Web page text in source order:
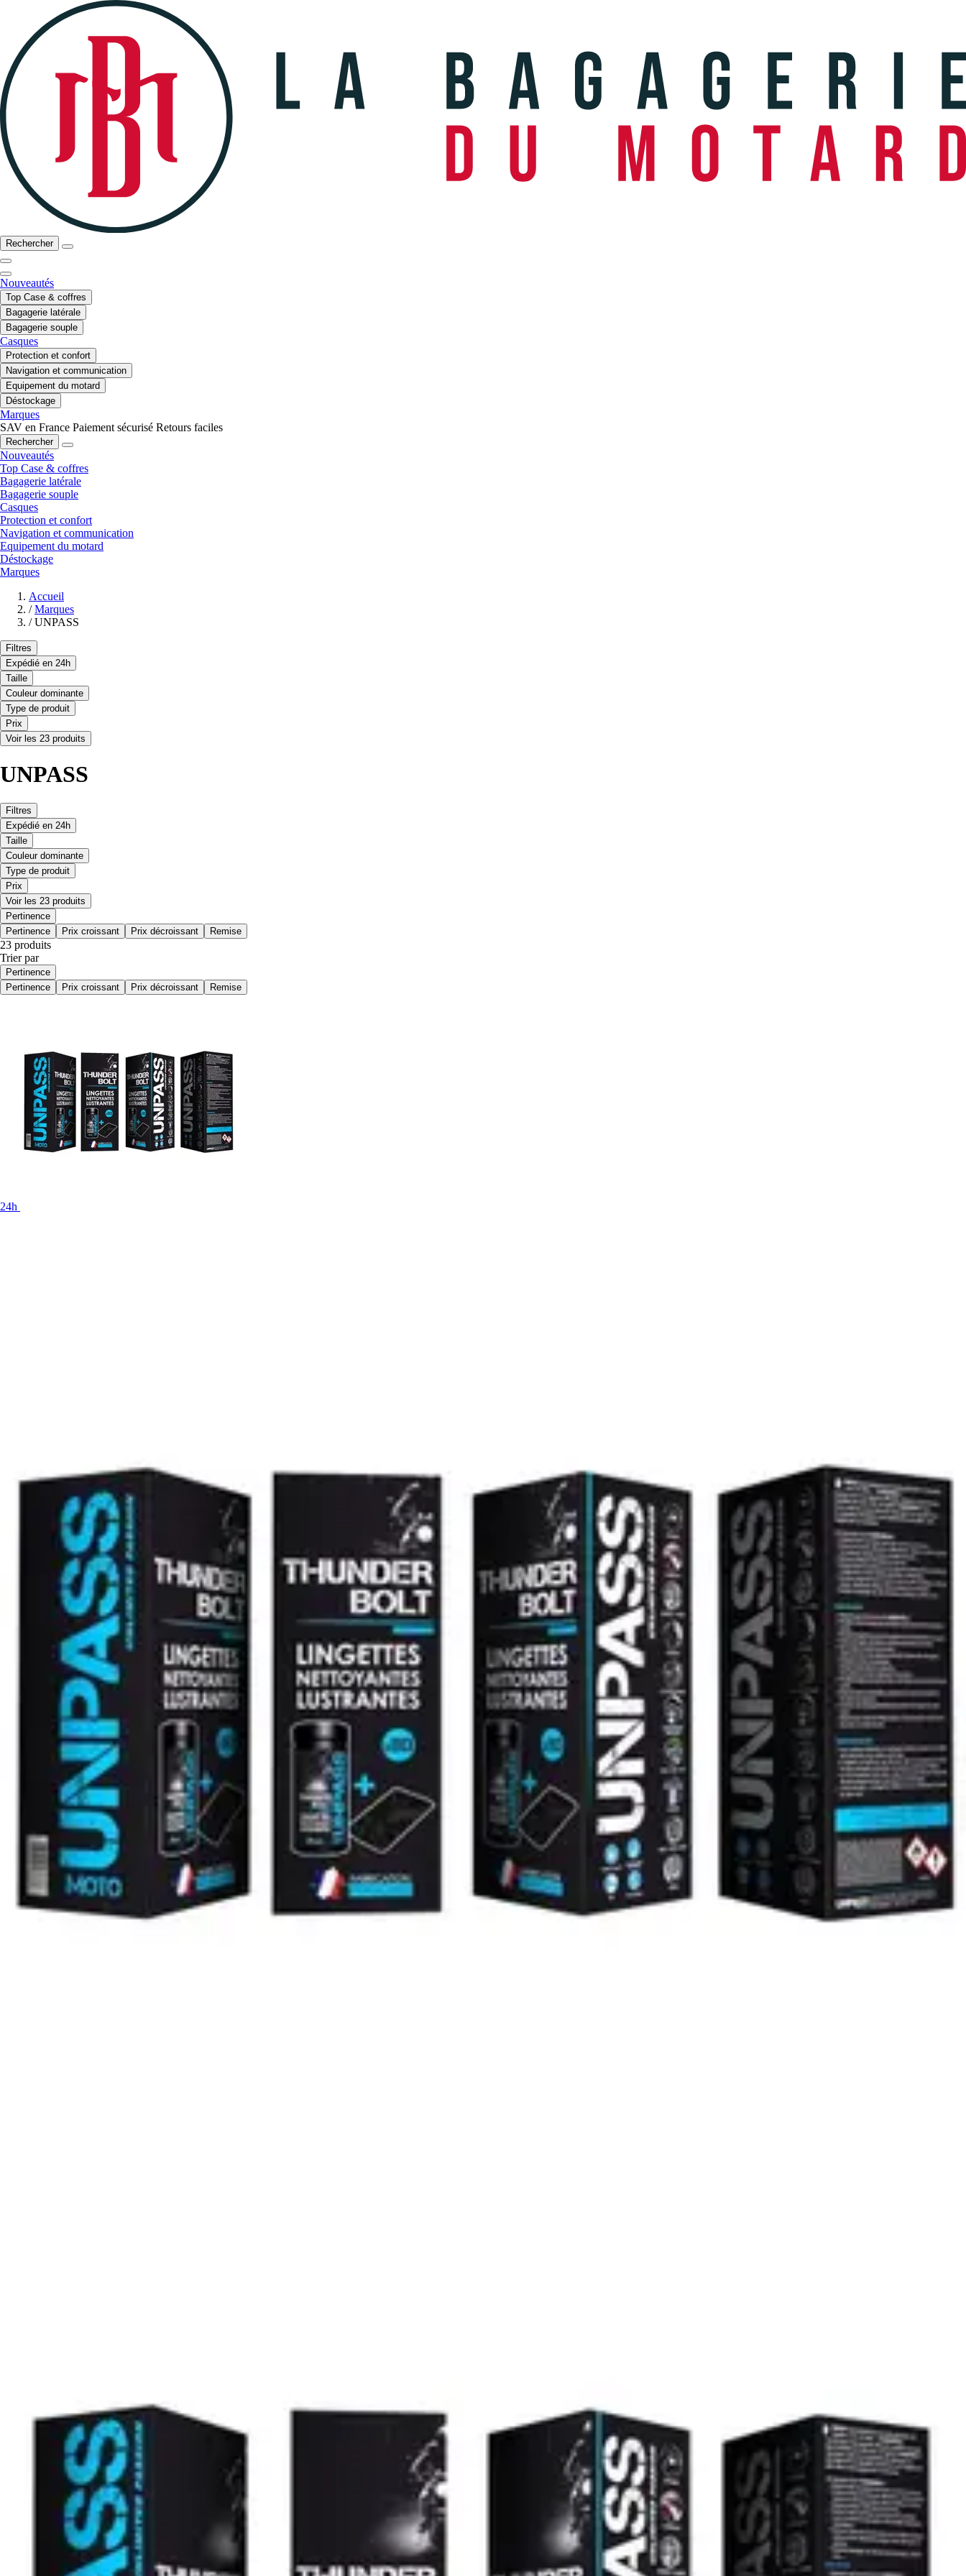
Rechercher
Nouveautés
Top Case & coffres
Bagagerie latérale
Bagagerie souple
Casques
Protection et confort
Navigation et communication
Equipement du motard
Déstockage
Marques
SAV en France Paiement sécurisé Retours faciles
Rechercher
Nouveautés
Top Case & coffres
Bagagerie latérale
Bagagerie souple
Casques
Protection et confort
Navigation et communication
Equipement du motard
Déstockage
Marques
Accueil
/ Marques
/ UNPASS
Filtres
Expédié en 24h
Taille
Couleur dominante
Type de produit
Prix
Voir les 23 produits
UNPASS
Filtres
Expédié en 24h
Taille
Couleur dominante
Type de produit
Prix
Voir les 23 produits
Pertinence
Pertinence
Prix croissant Prix décroissant Remise
23 produits
Trier par
Pertinence
Pertinence
Prix croissant Prix décroissant Remise
24h